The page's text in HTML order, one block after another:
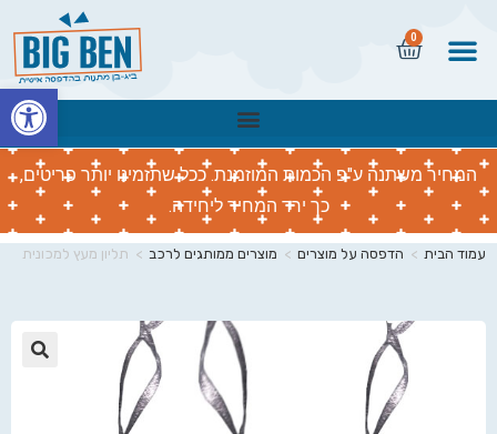
0
המחיר משתנה ע"פ הכמות המוזמנת. ככל שתזמינו יותר פריטים,
כך ירד המחיר ליחידה.
עמוד הבית > הדפסה על מוצרים > מוצרים ממותגים לרכב > תליון מעץ למכונית